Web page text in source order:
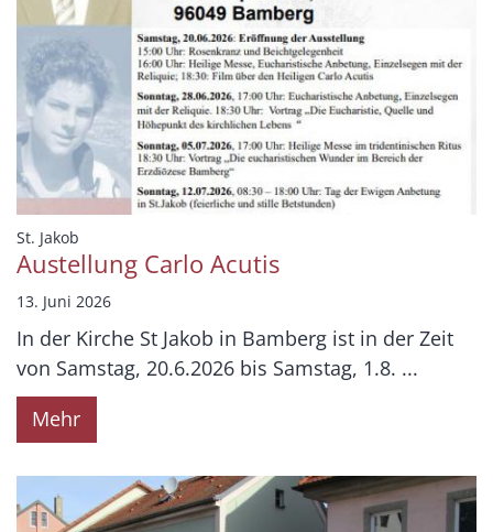
St. Jakob
Austellung Carlo Acutis
13. Juni 2026
In der Kirche St Jakob in Bamberg ist in der Zeit
von Samstag, 20.6.2026 bis Samstag, 1.8. ...
Mehr